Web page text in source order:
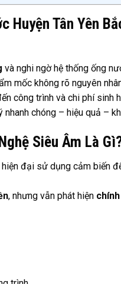
Huyện Tân Yên
và nghi ngờ hệ thống ống
mốc không rõ nguyên
công trình và chi phí sinh
nhanh chóng – hiệu quả –
Siêu Âm Là
đại sử dụng cảm biến
, nhưng vẫn phát hiện